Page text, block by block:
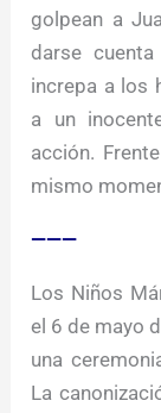
golpean a
darse
increpa a los
a un
acción.
mismo
———
Los Niños
el 6 de mayo
una
La